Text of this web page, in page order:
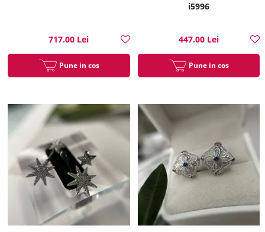
717.00 Lei
Pune in cos
i5996
447.00 Lei
Pune in cos